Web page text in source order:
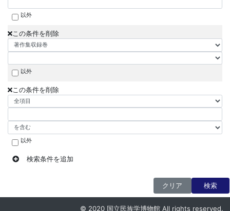
以外
この条件を削除
以外
この条件を削除
以外
検索条件を追加
クリア 検索
© 2020 国立民族学博物館 All rights reserved.